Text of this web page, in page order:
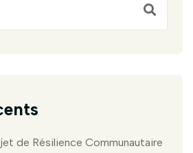
de Résilience Communautaire